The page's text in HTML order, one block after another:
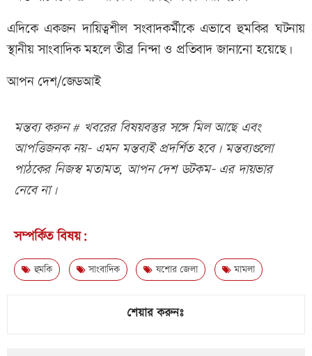
এদিকে একজন দায়িত্বশীল সংবাদকর্মীকে এভাবে হুমকির ঘটনায়
স্থানীয় সাংবাদিক মহলে তীব্র নিন্দা ও প্রতিবাদ জানানো হয়েছে।
আপন দেশ/জেডআই
মন্তব্য করুন # খবরের বিষয়বস্তুর সঙ্গে মিল আছে এবং
আপত্তিজনক নয়- এমন মন্তব্যই প্রদর্শিত হবে। মন্তব্যগুলো
পাঠকের নিজস্ব মতামত, আপন দেশ ডটকম- এর দায়ভার
নেবে না।
সম্পর্কিত বিষয়:
হুমকি সাংবাদিক যশোর জেলা মামলা
শেয়ার করুনঃ